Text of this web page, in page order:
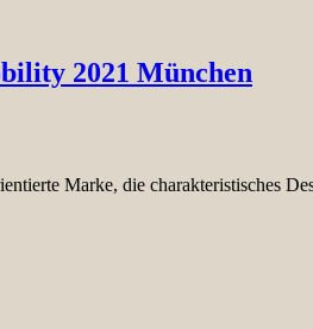
2021 München
Marke, die charakteristisches